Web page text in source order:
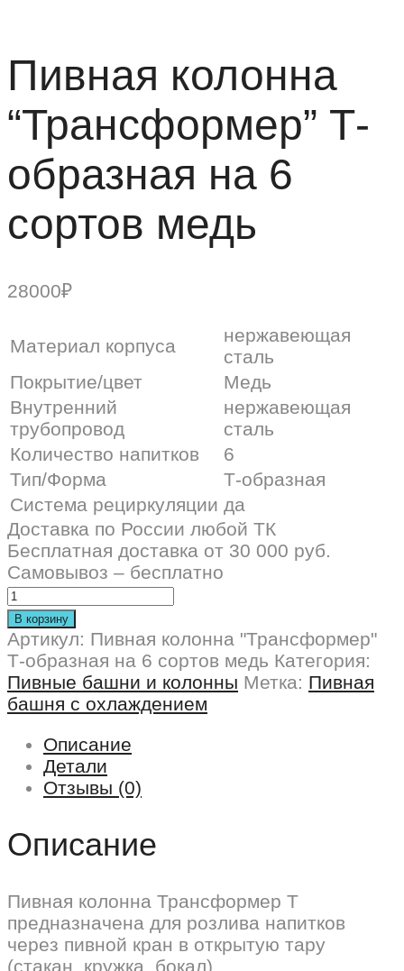
Пивная колонна
“Трансформер” Т-
образная на 6
сортов медь
28000₽
Материал корпуса
нержавеющая
сталь
Покрытие/цвет
Медь
Внутренний
трубопровод
нержавеющая
сталь
Количество напитков
6
Тип/Форма
Т-образная
Система рециркуляции да
Доставка по России любой ТК
Бесплатная доставка от 30 000 руб.
Самовывоз – бесплатно
В корзину
Артикул: Пивная колонна "Трансформер"
Т-образная на 6 сортов медь Категория:
Пивные башни и колонны Метка: Пивная
башня с охлаждением
Описание
Детали
Отзывы (0)
Описание
Пивная колонна Трансформер Т
предназначена для розлива напитков
через пивной кран в открытую тару
(стакан, кружка, бокал).